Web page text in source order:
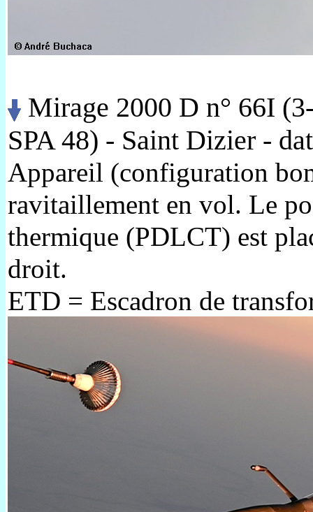
Mirage 2000 D n° 66I
SPA 48) - Saint Dizier -
Appareil (configuration
ravitaillement en vol. Le
thermique (PDLCT) est
droit.
ETD = Escadron de